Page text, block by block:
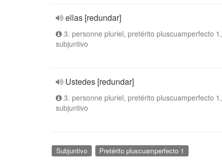
ellas [redundar]
3. personne pluriel, pretérito pluscuamperfecto 1,
subjuntivo
Ustedes [redundar]
3. personne pluriel, pretérito pluscuamperfecto 1,
subjuntivo
Subjuntivo Pretérito pluscuamperfecto 1